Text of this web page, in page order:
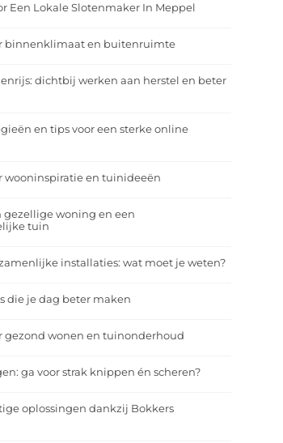
Een Lokale Slotenmaker In Meppel
binnenklimaat en buitenruimte
dichtbij werken aan herstel en beter
en tips voor een sterke online
wooninspiratie en tuinideeën
gezellige woning en een
tuin
installaties: wat moet je weten?
die je dag beter maken
gezond wonen en tuinonderhoud
ga voor strak knippen én scheren?
oplossingen dankzij Bokkers